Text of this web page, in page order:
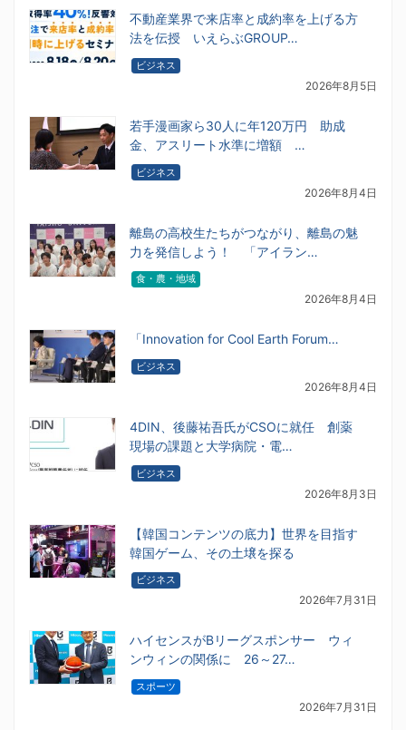
不動産業界で来店率と成約率を上げる方
法を伝授 いえらぶGROUP…
ビジネス
2026年8月5日
若手漫画家ら30人に年120万円 助成
金、アスリート水準に増額 …
ビジネス
2026年8月4日
離島の高校生たちがつながり、離島の魅
力を発信しよう！ 「アイラン…
食・農・地域
2026年8月4日
「Innovation for Cool Earth Forum…
ビジネス
2026年8月4日
4DIN、後藤祐吾氏がCSOに就任 創薬
現場の課題と大学病院・電…
ビジネス
2026年8月3日
【韓国コンテンツの底力】世界を目指す
韓国ゲーム、その土壌を探る
ビジネス
2026年7月31日
ハイセンスがBリーグスポンサー ウィ
ンウィンの関係に 26～27…
スポーツ
2026年7月31日